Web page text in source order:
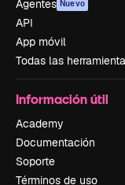
Agentes Nuevo
API
App móvil
Todas las
Información útil
Academy
Documentación
Soporte
Términos de uso